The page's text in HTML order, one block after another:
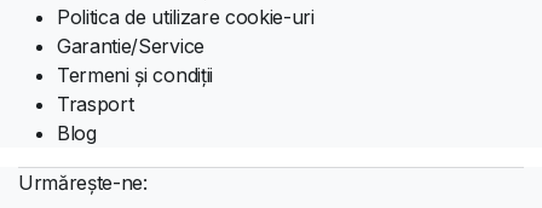
Politica de utilizare cookie-uri
Garantie/Service
Termeni și condiții
Trasport
Blog
Urmărește-ne: